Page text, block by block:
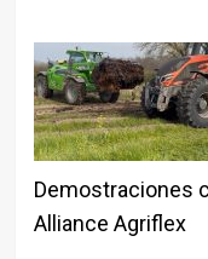
Demostraciones
Alliance Agriflex